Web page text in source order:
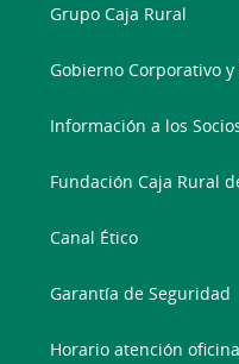
Grupo Caja Rural
Gobierno Corporativo
Información a los
Fundación Caja Rural
Canal Ético
Garantía de Seguridad
Horario atención